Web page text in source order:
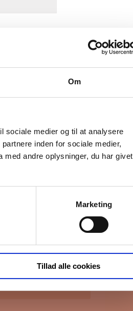
Om
sociale medier og til at analysere
inden for sociale medier,
med andre oplysninger, du har givet
Marketing
Tillad alle cookies
sender vi blandt andet
så du kan komme
*påkrævet